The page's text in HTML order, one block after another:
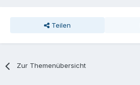
Teilen
Zur Themenübersicht